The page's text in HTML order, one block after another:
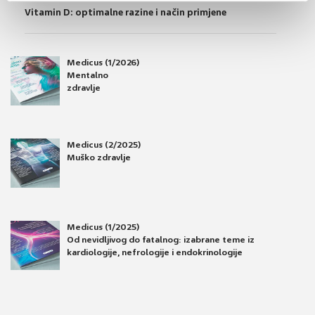
Vitamin D: optimalne razine i način primjene
Medicus (1/2026)
Mentalno
zdravlje
Medicus (2/2025)
Muško zdravlje
Medicus (1/2025)
Od nevidljivog do fatalnog: izabrane teme iz
kardiologije, nefrologije i endokrinologije